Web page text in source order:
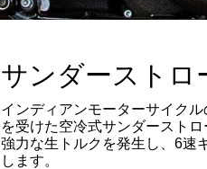
サンダーストロ
インディアンモーターサイク
を受けた空冷式サンダースト
強力な生トルクを発生し、6速
します。